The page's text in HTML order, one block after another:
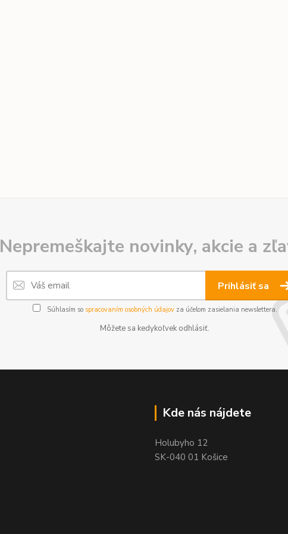
Nepremeškajte novinky, akcie a
Prihlásiť sa
Súhlasím so spracovaním osobných údajovza účelom zasielania newslettera.
Môžete sa kedykoľvek odhlásiť.
Kde nás nájdete
Holubyho 12
SK-040 01 Košice